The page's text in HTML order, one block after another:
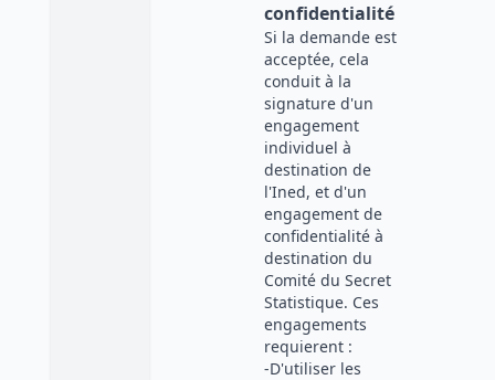
confidentialité
Si la demande est
acceptée, cela
conduit à la
signature d'un
engagement
individuel à
destination de
l'Ined, et d'un
engagement de
confidentialité à
destination du
Comité du Secret
Statistique. Ces
engagements
requierent :
-D'utiliser les